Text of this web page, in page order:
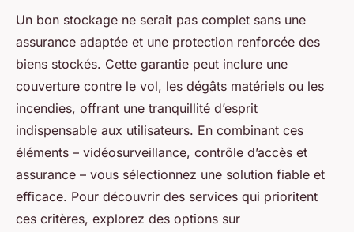
Un bon stockage ne serait pas complet sans une
assurance adaptée et une protection renforcée des
biens stockés. Cette garantie peut inclure une
couverture contre le vol, les dégâts matériels ou les
incendies, offrant une tranquillité d’esprit
indispensable aux utilisateurs. En combinant ces
éléments – vidéosurveillance, contrôle d’accès et
assurance – vous sélectionnez une solution fiable et
efficace. Pour découvrir des services qui prioritent
ces critères, explorez des options sur